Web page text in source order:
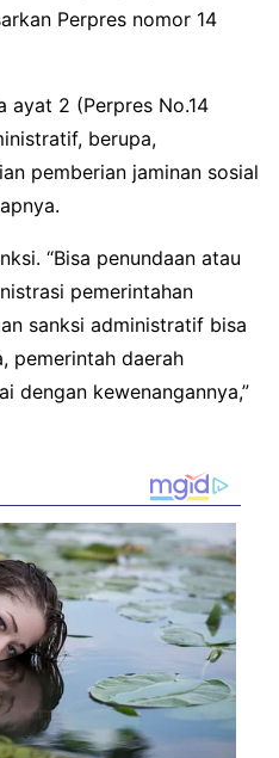
Perpres nomor 14
ayat 2 (Perpres No.14
berupa,
pemberian jaminan sosial
“Bisa penundaan atau
pemerintahan
sanksi administratif bisa
pemerintah daerah
dengan kewenangannya,”